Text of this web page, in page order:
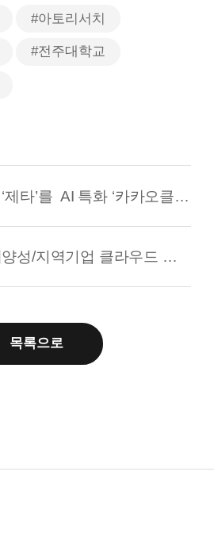
#아토리서치
#전주대학교
제타’를 AI 특화 ‘카카오클라우드’로 전환 완료
대학 인재양성/지역기업 클라우드 활용 지원 통해 ‘동반성장’ 지속한다
목록으로